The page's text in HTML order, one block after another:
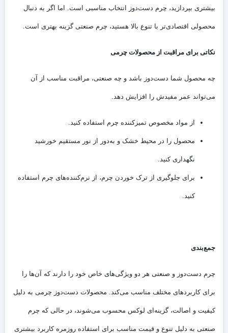
بیشتری بپردازید، چرم دست‌دوز انتخاب مناسبی است. اما اگر به دنبال
محصولی اقتصادی‌تر با تنوع بالا هستید، چرم صنعتی گزینه بهتری است.
نکاتی برای مراقبت از محصولات چرمی
چه محصول شما دست‌دوز باشد و چه صنعتی، مراقبت مناسب از آن
می‌تواند عمر مفیدش را افزایش دهد.
از مواد مخصوص تمیزکننده چرم استفاده کنید.
محصول را در محیط خشک و به‌دور از نور مستقیم خورشید
نگهداری کنید.
برای جلوگیری از ترک خوردن چرم، از نرم‌کننده‌های چرم استفاده
کنید.
جمع‌بندی
چرم دست‌دوز و صنعتی هر دو ویژگی‌های خاص خود را دارند که آن‌ها را
برای کاربردهای مختلف مناسب می‌کند. محصولات دست‌دوز چرمی به دلیل
کیفیت و اصالت، گزینه‌ای لوکس محسوب می‌شوند، در حالی که چرم
صنعتی به دلیل تنوع و قیمت مناسب برای استفاده روزمره کاربرد بیشتری